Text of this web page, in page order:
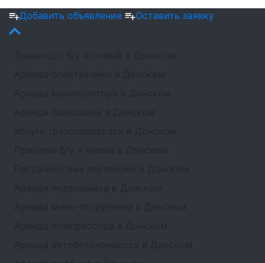
Добавить объявление Оставить заявку